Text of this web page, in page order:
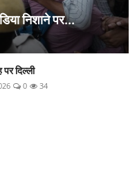
निशाने पर...
दिल्ली
0 34